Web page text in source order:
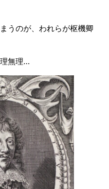
うのが、われらが枢機卿
無理…